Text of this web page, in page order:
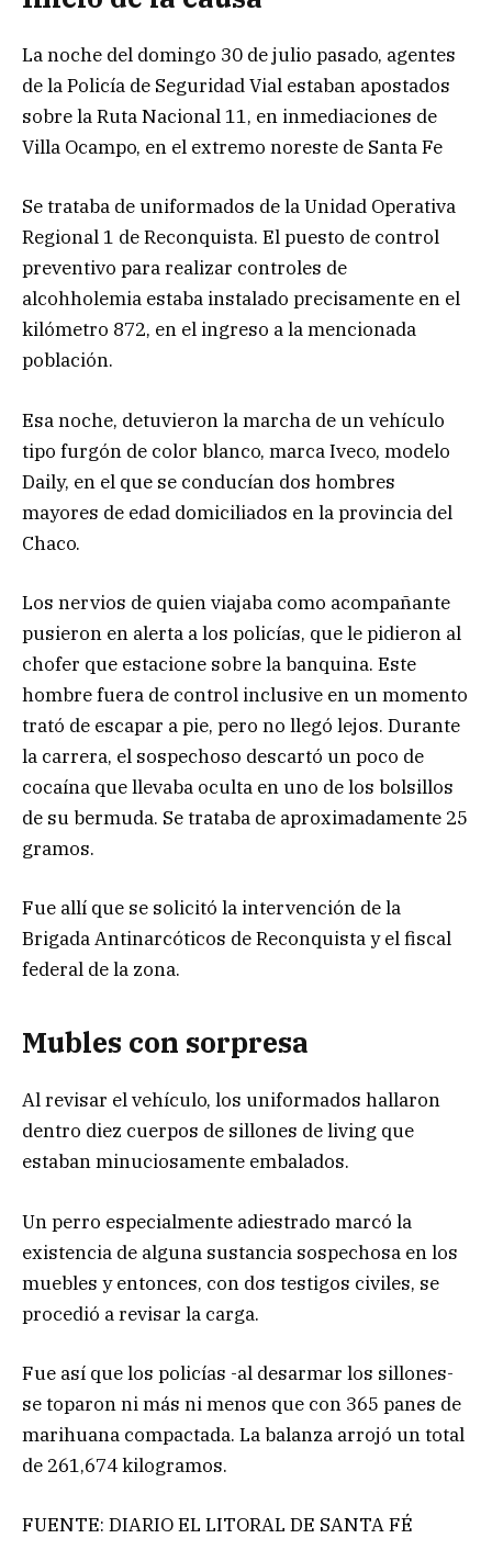
La noche del domingo 30 de julio pasado, agentes
de la Policía de Seguridad Vial estaban apostados
sobre la Ruta Nacional 11, en inmediaciones de
Villa Ocampo, en el extremo noreste de Santa Fe
Se trataba de uniformados de la Unidad Operativa
Regional 1 de Reconquista. El puesto de control
preventivo para realizar controles de
alcohholemia estaba instalado precisamente en el
kilómetro 872, en el ingreso a la mencionada
población.
Esa noche, detuvieron la marcha de un vehículo
tipo furgón de color blanco, marca Iveco, modelo
Daily, en el que se conducían dos hombres
mayores de edad domiciliados en la provincia del
Chaco.
Los nervios de quien viajaba como acompañante
pusieron en alerta a los policías, que le pidieron al
chofer que estacione sobre la banquina. Este
hombre fuera de control inclusive en un momento
trató de escapar a pie, pero no llegó lejos. Durante
la carrera, el sospechoso descartó un poco de
cocaína que llevaba oculta en uno de los bolsillos
de su bermuda. Se trataba de aproximadamente 25
gramos.
Fue allí que se solicitó la intervención de la
Brigada Antinarcóticos de Reconquista y el fiscal
federal de la zona.
Mubles con sorpresa
Al revisar el vehículo, los uniformados hallaron
dentro diez cuerpos de sillones de living que
estaban minuciosamente embalados.
Un perro especialmente adiestrado marcó la
existencia de alguna sustancia sospechosa en los
muebles y entonces, con dos testigos civiles, se
procedió a revisar la carga.
Fue así que los policías -al desarmar los sillones-
se toparon ni más ni menos que con 365 panes de
marihuana compactada. La balanza arrojó un total
de 261,674 kilogramos.
FUENTE: DIARIO EL LITORAL DE SANTA FÉ